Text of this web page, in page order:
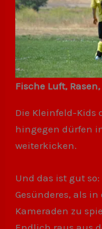
Fische Luft,
Die Kleinfeld-Kids
hingegen dürfen
weiterkicken.
Und das ist gut
Gesünderes, als
Kameraden zu